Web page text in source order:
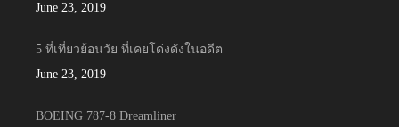
June 23, 2019
5 ที่เที่ยวย้อนวัย ที่เคยโด่งดังในอดีต
June 23, 2019
BOEING 787-8 Dreamliner